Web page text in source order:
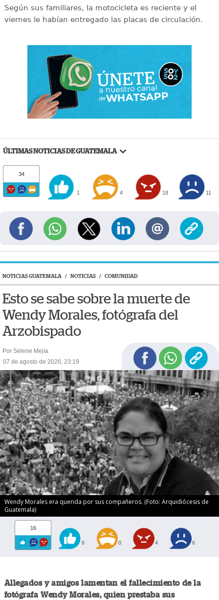
Según sus familiares, la motocicleta es reciente y el
viernes le habían entregado las placas de circulación.
ÚLTIMAS NOTICIAS DE GUATEMALA
34
1 4 18 11
NOTICIAS GUATEMALA / NOTICIAS / COMUNIDAD
Esto se sabe sobre la muerte de
Wendy Morales, fotógrafa del
Arzobispado
Por Selene Mejía
07 de agosto de 2026, 23:19
Wendy Morales era querida por sus compañeros. (Foto: Arquidiócesis de
Guatemala)
16
6 0 4 6
Allegados y amigos lamentan el fallecimiento de la
fotógrafa Wendy Morales, quien prestaba sus